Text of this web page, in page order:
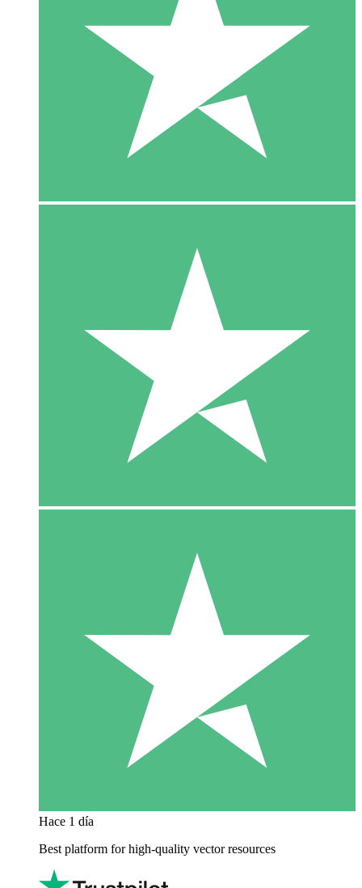
Hace 1 día
Best platform for high-quality vector resources